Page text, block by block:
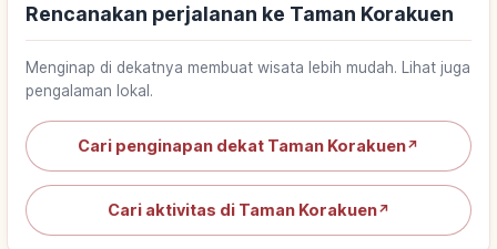
Rencanakan perjalanan ke Taman Korakuen
Menginap di dekatnya membuat wisata lebih mudah. Lihat juga
pengalaman lokal.
Cari penginapan dekat Taman Korakuen↗
Cari aktivitas di Taman Korakuen↗